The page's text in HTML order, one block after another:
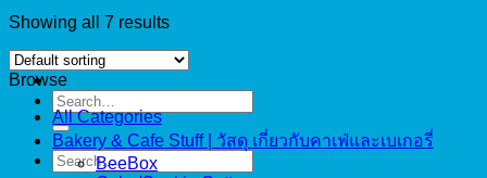
Search
for:
Search
Showing all 7 results
Browse
All Categories
Bakery & Cafe Stuff | วัสดุ เกี่ยวกับคาเฟ่และเบเกอรี่
BeeBox